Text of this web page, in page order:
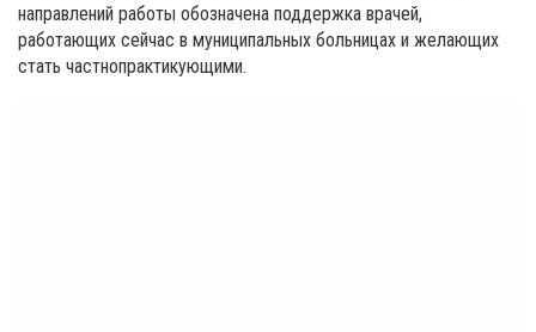
направлений работы обозначена поддержка врачей,
работающих сейчас в муниципальных больницах и желающих
стать частнопрактикующими.